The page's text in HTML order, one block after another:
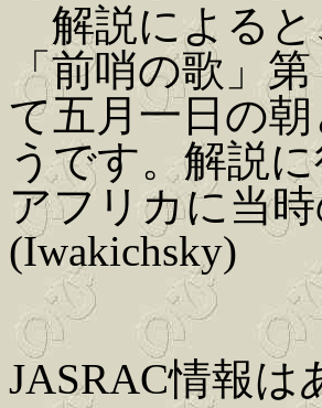
解説によると
「前哨の歌」
て五月一日の
うです。解説
アフリカに当
(Iwakichsky)
JASRAC情報は